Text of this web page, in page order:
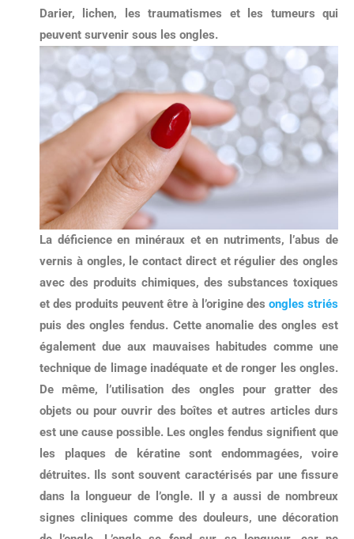
Darier, lichen, les traumatismes et les tumeurs qui
peuvent survenir sous les ongles.
La déficience en minéraux et en nutriments, l’abus de
vernis à ongles, le contact direct et régulier des ongles
avec des produits chimiques, des substances toxiques
et des produits peuvent être à l’origine des ongles striés
puis des ongles fendus. Cette anomalie des ongles est
également due aux mauvaises habitudes comme une
technique de limage inadéquate et de ronger les ongles.
De même, l’utilisation des ongles pour gratter des
objets ou pour ouvrir des boîtes et autres articles durs
est une cause possible. Les ongles fendus signifient que
les plaques de kératine sont endommagées, voire
détruites. Ils sont souvent caractérisés par une fissure
dans la longueur de l’ongle. Il y a aussi de nombreux
signes cliniques comme des douleurs, une décoration